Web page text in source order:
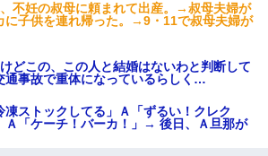
不妊の叔母に頼まれて出産。→叔母夫婦が
に子供を連れ帰った。→9・11で叔母夫婦が
どこの、この人と結婚はないわと判断して
通事故で重体になっているらしく…
ストックしてる」Ａ「ずるい！クレク
Ａ「ケーチ！バーカ！」→ 後日、Ａ旦那が